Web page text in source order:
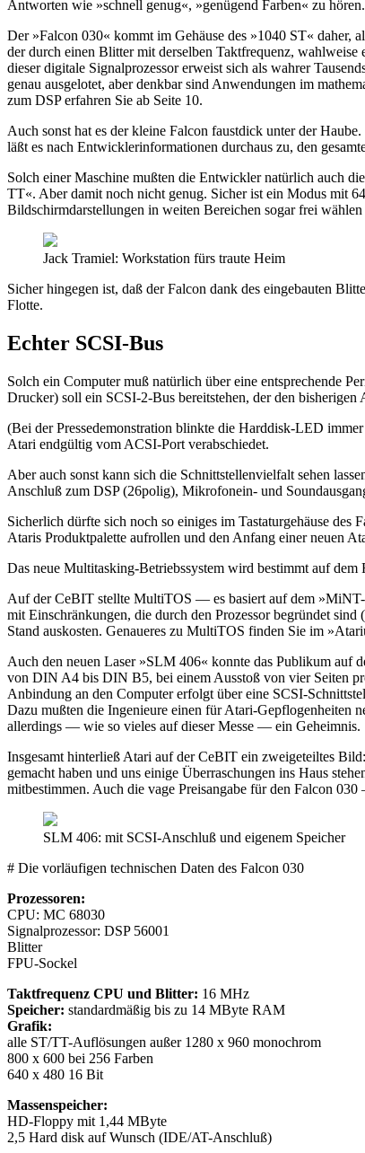
Antworten wie »schnell genug«, »genügend Farben« zu
Der »Falcon 030« kommt im Gehäuse des »1040 ST«
der durch einen Blitter mit derselben Taktfrequenz,
dieser digitale Signalprozessor erweist sich als wahrer
genau ausgelotet, aber denkbar sind Anwendungen im
zum DSP erfahren Sie ab Seite 10.
Auch sonst hat es der kleine Falcon faustdick unter der
läßt es nach Entwicklerinformationen durchaus zu, den
Solch einer Maschine mußten die Entwickler natürlich auch
TT«. Aber damit noch nicht genug. Sicher ist ein Modus mit
Bildschirmdarstellungen in weiten Bereichen sogar frei
Jack Tramiel: Workstation fürs traute Heim
Sicher hingegen ist, daß der Falcon dank des eingebauten
Flotte.
Echter SCSI-Bus
Solch ein Computer muß natürlich über eine entsprechende
Drucker) soll ein SCSI-2-Bus bereitstehen, der den
(Bei der Pressedemonstration blinkte die Harddisk-LED
Atari endgültig vom ACSI-Port verabschiedet.
Aber auch sonst kann sich die Schnittstellenvielfalt sehen
Anschluß zum DSP (26polig), Mikrofonein- und
Sicherlich dürfte sich noch so einiges im Tastaturgehäuse
Ataris Produktpalette aufrollen und den Anfang einer neuen
Das neue Multitasking-Betriebssystem wird bestimmt auf
Auf der CeBIT stellte MultiTOS — es basiert auf dem
mit Einschränkungen, die durch den Prozessor begründet
Stand auskosten. Genaueres zu MultiTOS finden Sie im
Auch den neuen Laser »SLM 406« konnte das Publikum auf
von DIN A4 bis DIN B5, bei einem Ausstoß von vier Seiten
Anbindung an den Computer erfolgt über eine SCSI-
Dazu mußten die Ingenieure einen für Atari-Gepflogenheiten
allerdings — wie so vieles auf dieser Messe — ein Geheimnis.
Insgesamt hinterließ Atari auf der CeBIT ein zweigeteiltes
gemacht haben und uns einige Überraschungen ins Haus
mitbestimmen. Auch die vage Preisangabe für den Falcon
SLM 406: mit SCSI-Anschluß und eigenem Speicher
# Die vorläufigen technischen Daten des Falcon 030
Prozessoren:
CPU: MC 68030
Signalprozessor: DSP 56001
Blitter
FPU-Sockel
Taktfrequenz CPU und Blitter: 16 MHz
Speicher: standardmäßig bis zu 14 MByte RAM
Grafik:
alle ST/TT-Auflösungen außer 1280 x 960 monochrom
800 x 600 bei 256 Farben
640 x 480 16 Bit
Massenspeicher:
HD-Floppy mit 1,44 MByte
2,5 Hard disk auf Wunsch (IDE/AT-Anschluß)